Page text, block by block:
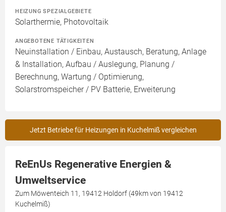
HEIZUNG SPEZIALGEBIETE
Solarthermie, Photovoltaik
ANGEBOTENE TÄTIGKEITEN
Neuinstallation / Einbau, Austausch, Beratung, Anlage
& Installation, Aufbau / Auslegung, Planung /
Berechnung, Wartung / Optimierung,
Solarstromspeicher / PV Batterie, Erweiterung
Jetzt Betriebe für Heizungen in Kuchelmiß vergleichen
ReEnUs Regenerative Energien &
Umweltservice
Zum Möwenteich 11, 19412 Holdorf (49km von 19412
Kuchelmiß)